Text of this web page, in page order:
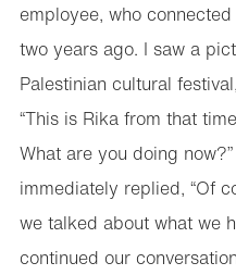
employee, who
two years ago. I saw a
Palestinian cultural
“This is Rika from that
What are you doing
immediately replied, “Of
we talked about what we
continued our